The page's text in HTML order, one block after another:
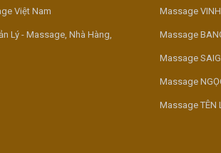
Việt Nam
Lý - Massage, Nhà Hàng,
Massage VINH
Massage
Massage
Massage
Massage TÊN